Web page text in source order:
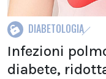
DIABETOLOGIA
Infezioni
diabete,